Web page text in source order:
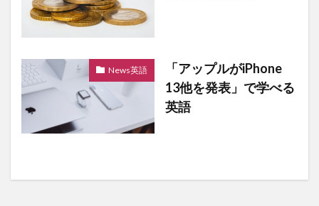
News英語
「アップルがiPhone
13他を発表」で学べる
英語